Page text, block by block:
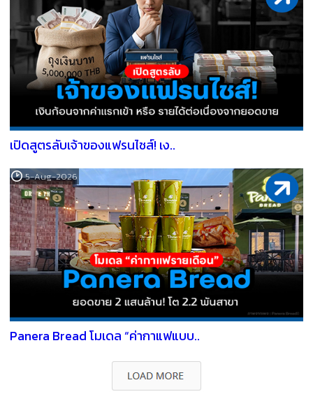
เปิดสูตรลับเจ้าของแฟรนไชส์! เง..
5-Aug-2026
Panera Bread โมเดล “ค่ากาแฟแบบ..